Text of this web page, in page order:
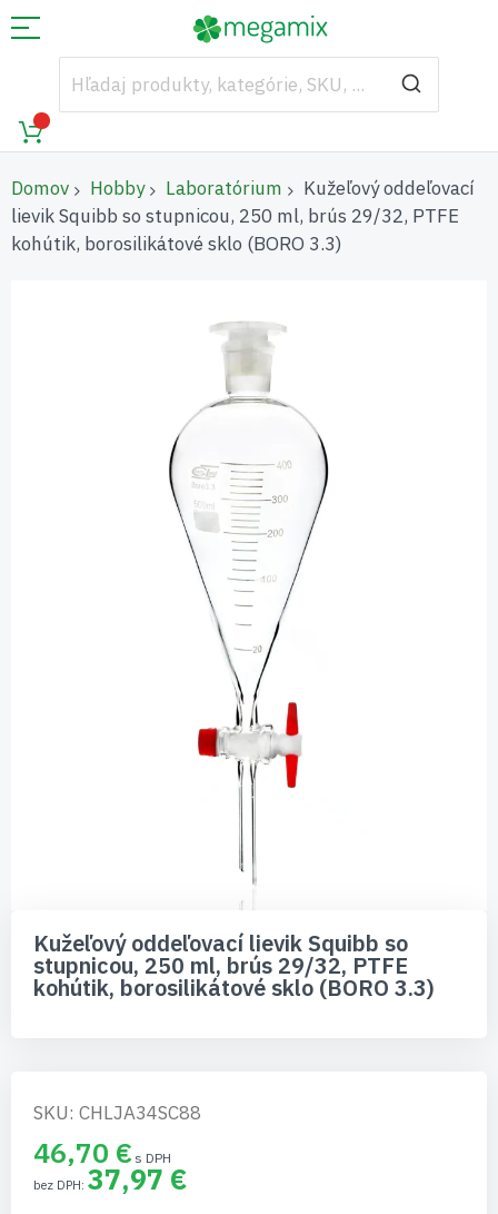
Domov Hobby Laboratórium
Kužeľový oddeľovací
lievik Squibb so stupnicou, 250 ml, brús 29/32, PTFE
kohútik, borosilikátové sklo (BORO 3.3)
začiatok
galérie
obrázkov
Kužeľový oddeľovací lievik Squibb so
stupnicou, 250 ml, brús 29/32, PTFE
kohútik, borosilikátové sklo (BORO 3.3)
SKU: CHLJA34SC88
46,70 €
37,97 €